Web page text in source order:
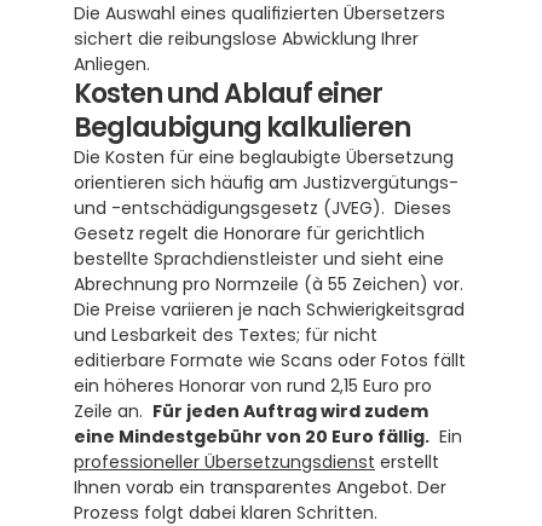
Die Auswahl eines qualifizierten Übersetzers
sichert die reibungslose Abwicklung Ihrer
Anliegen.
Kosten und Ablauf einer
Beglaubigung kalkulieren
Die Kosten für eine beglaubigte Übersetzung
orientieren sich häufig am Justizvergütungs-
und -entschädigungsgesetz (JVEG).  Dieses
Gesetz regelt die Honorare für gerichtlich
bestellte Sprachdienstleister und sieht eine
Abrechnung pro Normzeile (à 55 Zeichen) vor.
Die Preise variieren je nach Schwierigkeitsgrad
und Lesbarkeit des Textes; für nicht
editierbare Formate wie Scans oder Fotos fällt
ein höheres Honorar von rund 2,15 Euro pro
Zeile an. Für jeden Auftrag wird zudem
eine Mindestgebühr von 20 Euro fällig.
professioneller Übersetzungsdienst erstellt
Ihnen vorab ein transparentes Angebot. Der
Prozess folgt dabei klaren Schritten.